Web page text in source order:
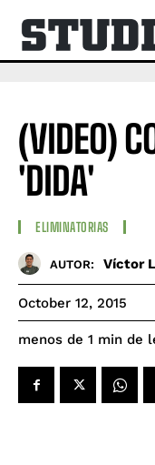
(VIDEO)
'DIDA'
ELIMINATORIAS
AUTOR: Víctor
October 12, 2015
menos de 1 min de